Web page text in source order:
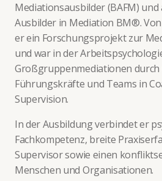
Mediationsausbilder (BAFM)
Ausbilder in Mediation BM®.
er ein Forschungsprojekt zur
und war in der
Großgruppenmediationen
Führungskräfte und Teams in
Supervision.
In der Ausbildung verbindet er
Fachkompetenz, breite
Supervisor sowie einen
Menschen und Organisationen.